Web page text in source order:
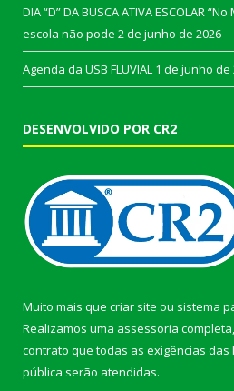
DIA “D” DA BUSCA ATIVA ESCOLAR
escola não pode 2 de junho de 2026
Agenda da USB FLUVIAL 1 de junho de
DESENVOLVIDO POR CR2
Muito mais que criar site ou sistema
Realizamos uma assessoria
contrato que todas as exigências das
pública serão atendidas.